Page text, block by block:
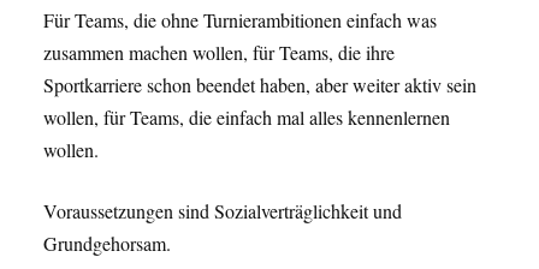
Für Teams, die ohne Turnierambitionen einfach was
zusammen machen wollen, für Teams, die ihre
Sportkarriere schon beendet haben, aber weiter aktiv sein
wollen, für Teams, die einfach mal alles kennenlernen
wollen.
Voraussetzungen sind Sozialverträglichkeit und
Grundgehorsam.